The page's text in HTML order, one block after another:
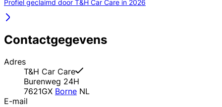
Profiel geclaimd door T&H Car Care in 2026
Contactgegevens
Adres
T&H Car Care
Burenweg 24H
7621GX Borne NL
E-mail